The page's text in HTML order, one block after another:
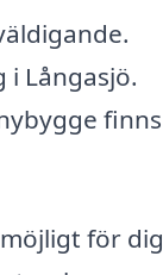
Långasjö.
finns
för dig